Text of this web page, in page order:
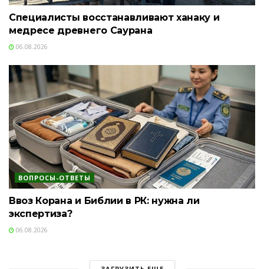
Специалисты восстанавливают ханаку и
медресе древнего Саурана
06.08.2026
ВОПРОСЫ-ОТВЕТЫ
Ввоз Корана и Библии в РК: нужна ли
экспертиза?
06.08.2026